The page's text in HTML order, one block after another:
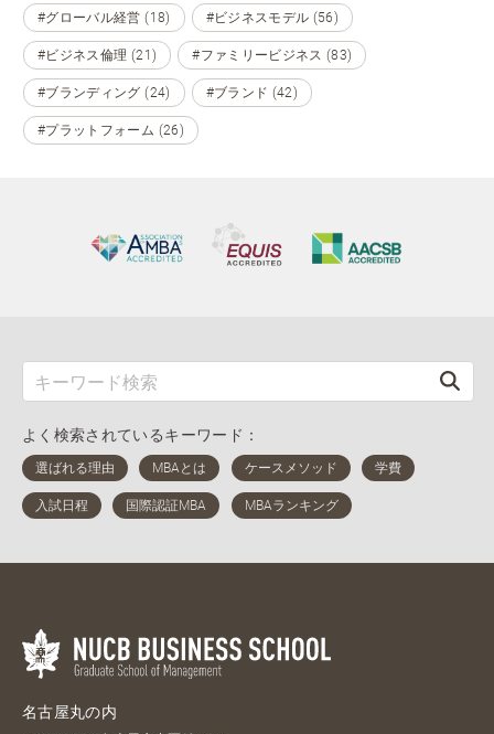
#グローバル経営 (18) #ビジネスモデル (56)
#ビジネス倫理 (21) #ファミリービジネス (83)
#ブランディング (24) #ブランド (42)
#プラットフォーム (26)
よく検索されているキーワード：
名古屋丸の内